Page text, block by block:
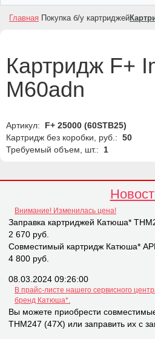
Главная Покупка б/у картриджей
Картридж F+
M60adn
Артикул:
F+ 25000 (60STB25)
Картридж без коробки, руб.: 50
Требуемый объем, шт.: 1
Внимание! Изменилась цена!
Заправка картриджей Катюша*
2 670 руб.
Совместимый картридж Катюша*
4 800 руб.
08.03.2024 09:26:00
В прайс-листе нашего сервисного
бренд Катюша*.
Вы можете приобрести
THM247 (47X) или заправить их с